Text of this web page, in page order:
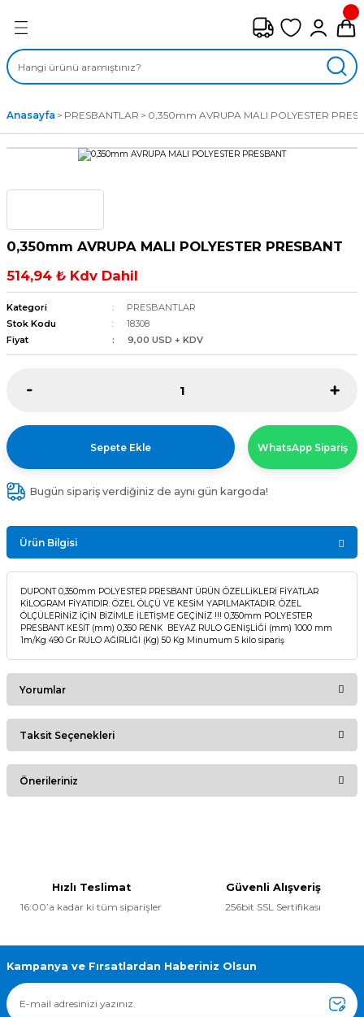
ÇEŞİTLERİ
FANLAR
FANLAR
Anasayfa PRESBANTLAR 0,350mm AVRUPA MALI POLYESTER
0,350mm AVRUPA MALI POLYESTER PRESBANT
514,94 ₺ Kdv Dahil
Kategori
PRESBANTLAR
Stok Kodu
18308
Fiyat
9,00 USD + KDV
Sepete Ekle WhatsApp Sipariş
Bugün sipariş verdiğiniz de aynı gün kargoda!
Ürün Bilgisi
DUPONT 0,350mm POLYESTER PRESBANT ÜRÜN ÖZELLİKLERİ FİYATLAR
KİLOGRAM FİYATIDIR. ÖZEL ÖLÇÜ VE KESİM YAPILMAKTADIR. ÖZEL
ÖLÇÜLERİNİZ İÇİN BİZİMLE İLETİŞME GEÇİNİZ !!! 0,350mm POLYESTER
PRESBANT KESİT (mm) 0,350 RENK BEYAZ RULO GENİŞLİĞİ (mm) 1000 mm
1m/Kg 490 Gr RULO AĞIRLIĞI (Kg) 50 Kg Minumum 5 kilo sipariş
Yorumlar
Bu ürüne ilk yorumu siz yapın!
Taksit Seçenekleri
Önerileriniz
Ürün bilgilerinde hatalar bulunuyor.
Ürün fiyatı diğer sitelerden daha pahalı.
Bu ürüne benzer farklı alternatifler olmalı.
Hızlı Teslimat
16:00’a kadar ki tüm siparişler
Güvenli Alışveriş
256bit SSL Sertifikası
Kampanya ve Fırsatlardan Haberiniz Olsun